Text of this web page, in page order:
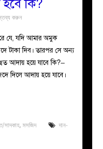
হবে কি?
করুন
যে, যদি আমার অমুক
টাকা দিব। তারপর সে অন্য
আদায় হয়ে যাবে কি?–
দিলে আদায় হয়ে যাবে।
সাদকাহ, মসজিদ
দান-